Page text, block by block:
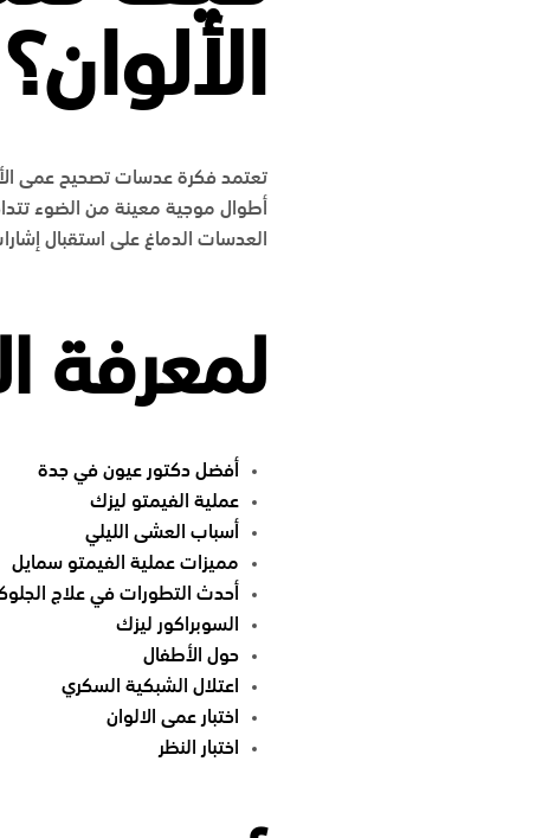
الألوان؟
تعتمد فكرة عدسات تصحيح عمى
أطوال موجية معينة من الضوء
العدسات الدماغ على استقبال
لمعرفة
أفضل دكتور عيون في جدة
عملية الفيمتو ليزك
أسباب العشى الليلي
مميزات عملية الفيمتو سمايل
أحدث التطورات في علاج
السوبراكور ليزك
حول الأطفال
اعتلال الشبكية السكري
اختبار عمى الالوان
اختبار النظر